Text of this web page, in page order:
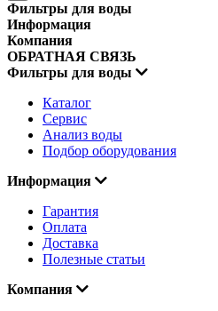
Фильтры для воды
Информация
Компания
ОБРАТНАЯ СВЯЗЬ
Фильтры для воды
Каталог
Сервис
Анализ воды
Подбор оборудования
Информация
Гарантия
Оплата
Доставка
Полезные статьи
Компания